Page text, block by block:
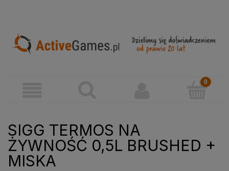
SIGG TERMOS NA
ŻYWNOŚĆ 0,5L BRUSHED +
MISKA